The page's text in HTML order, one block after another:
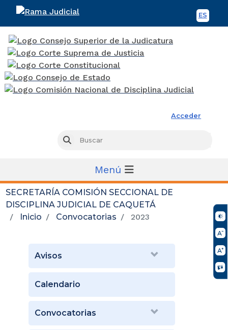
ES
Acceder
Buscar
Menú
SECRETARÍA COMISIÓN SECCIONAL DE
DISCIPLINA JUDICIAL DE CAQUETÁ
Inicio
Convocatorias 2023
Avisos
Calendario
Convocatorias